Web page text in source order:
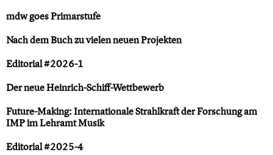
mdw goes Primarstufe
Nach dem Buch zu vielen neuen Projekten
Editorial #2026-1
Der neue Heinrich-Schiff-Wettbewerb
Future-Making: Internationale Strahlkraft der Forschung am
IMP im Lehramt Musik
Editorial #2025-4